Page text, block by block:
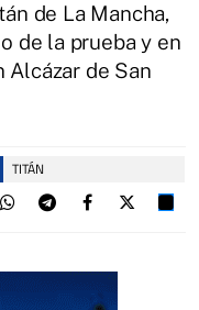
de La Mancha,
de la prueba y en
de San
TITÁN